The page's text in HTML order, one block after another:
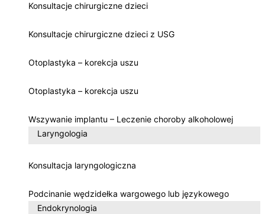
Konsultacje chirurgiczne dzieci
Konsultacje chirurgiczne dzieci z USG
Otoplastyka – korekcja uszu
Otoplastyka – korekcja uszu
Wszywanie implantu – Leczenie choroby alkoholowej
Laryngologia
Konsultacja laryngologiczna
Podcinanie wędzidełka wargowego lub językowego
Endokrynologia